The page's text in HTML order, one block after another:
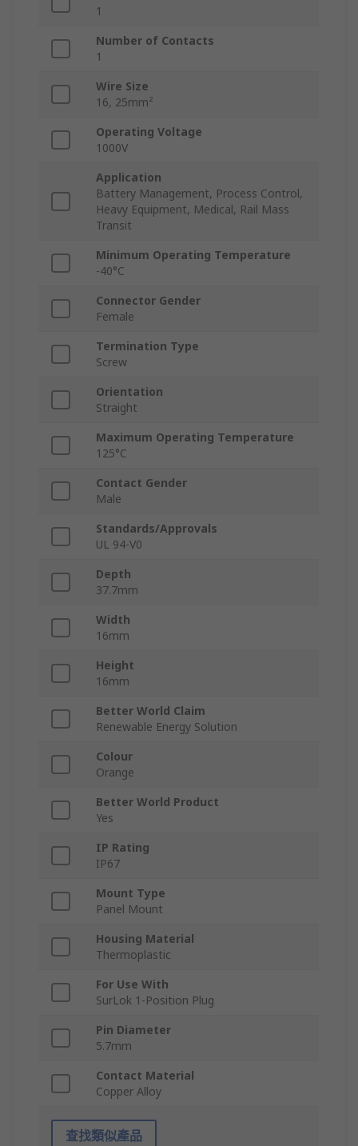
1
Number of Contacts
1
Wire Size
16, 25mm²
Operating Voltage
1000V
Application
Battery Management, Process Control,
Heavy Equipment, Medical, Rail Mass
Transit
Minimum Operating Temperature
-40°C
Connector Gender
Female
Termination Type
Screw
Orientation
Straight
Maximum Operating Temperature
125°C
Contact Gender
Male
Standards/Approvals
UL 94-V0
Depth
37.7mm
Width
16mm
Height
16mm
Better World Claim
Renewable Energy Solution
Colour
Orange
Better World Product
Yes
IP Rating
IP67
Mount Type
Panel Mount
Housing Material
Thermoplastic
For Use With
SurLok 1-Position Plug
Pin Diameter
5.7mm
Contact Material
Copper Alloy
查找類似產品